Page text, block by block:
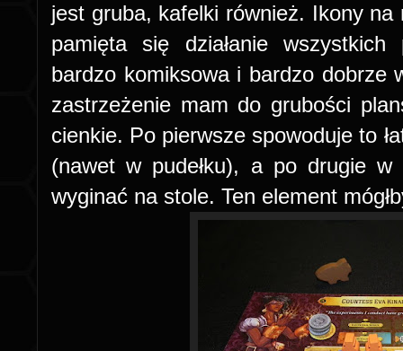
jest gruba, kafelki również. Ikony
pamięta się działanie
bardzo komiksowa i bardzo dobrze
zastrzeżenie mam do grubości
cienkie. Po pierwsze spowoduje to
(nawet w pudełku), a po drugie
wyginać na stole. Ten element